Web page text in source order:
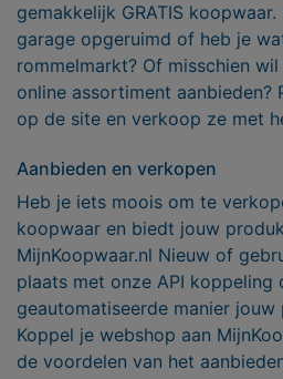
gemakkelijk GRATIS
garage opgeruimd of heb je
rommelmarkt? Of misschien
online assortiment aanbieden?
op de site en verkoop ze met
Aanbieden en verkopen
Heb je iets moois om te
koopwaar en biedt jouw
MijnKoopwaar.nl Nieuw of
plaats met onze API koppeling
geautomatiseerde manier
Koppel je webshop aan
de voordelen van het